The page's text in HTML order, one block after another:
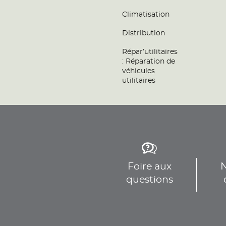
AUTO LIFT 77
21 Rue Ampère
77400 LAGNY SUR MARNE
Fermé actuellement
4 BIS GRANDE RUE
91600 SAVIGNY SUR ORGE
Fermé actuellement
Téléphone
Voir
Climatisation
Distribution
Répar’utilitaires
: Réparation de
véhicules
utilitaires
Foire aux
questions